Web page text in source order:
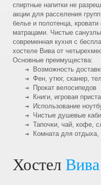
спиртные напитки не
акции для расселения
белье и полотенца,
матрацами. Чистые
современная кухня с
хостеле Вива от
Основные преимущества:
Возможность
Фен, утюг, сканер,
Прокат велосипедов
Книги, игровая
Использование
Чистые душевые
Тапочки, чай, кофе,
Комната для
Хостел